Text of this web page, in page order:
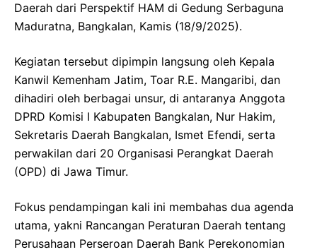
Daerah dari Perspektif HAM di Gedung Serbaguna
Maduratna, Bangkalan, Kamis (18/9/2025).
Kegiatan tersebut dipimpin langsung oleh Kepala
Kanwil Kemenham Jatim, Toar R.E. Mangaribi, dan
dihadiri oleh berbagai unsur, di antaranya Anggota
DPRD Komisi I Kabupaten Bangkalan, Nur Hakim,
Sekretaris Daerah Bangkalan, Ismet Efendi, serta
perwakilan dari 20 Organisasi Perangkat Daerah
(OPD) di Jawa Timur.
Fokus pendampingan kali ini membahas dua agenda
utama, yakni Rancangan Peraturan Daerah tentang
Perusahaan Perseroan Daerah Bank Perekonomian